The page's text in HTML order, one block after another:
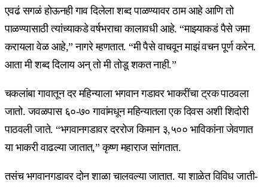
एवढं सगळं होऊनही गाव दिलेला शब्द पाळण्यावर ठाम आहे आणि तो
पाळण्यासाठी त्यांच्याकडे वर्षभराचा कालावधी आहे. “माझ्याकडं पैसे जमा
करायला वेळ आहे,” नागरे म्हणतात. “मी पैसे वाचवून माझं वचन पूर्ण करेन.
आता मी शब्द दिलाय अन् तो मी तोडू शकत नाही.”
चकलांबा गावातून दर महिन्याला भगवान गडावर भाकरींचा ट्रक पाठवला
जातो. जवळपास ६०-७० गावांमधून महिन्यातला एक दिवस अशी शिदोरी
पाठवली जाते. “भगवानगडावर दररोज किमान ३,५०० भाविकांना जेवणात
या भाकरी वाढल्या जातात,” कृष्ण महाराज सांगतात.
तसंच भगवानगडावर दोन शाळा चालवल्या जातात. या शाळेत विविध जाती-